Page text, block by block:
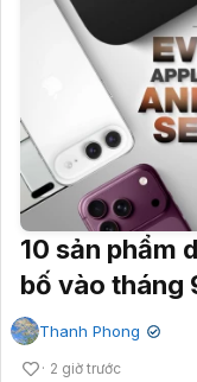
10 sản phẩm
bố vào tháng
Thanh Phong ✔
2 giờ trước